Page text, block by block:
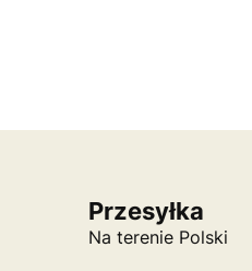
Przesyłka
Na terenie Polski